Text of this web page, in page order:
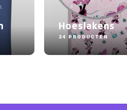
Hoeslakens
24 PRODUCTEN